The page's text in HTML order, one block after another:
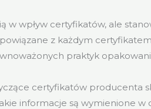
w wpływ certyfikatów, ale
z każdym
praktyk
certyfikatów producenta
informacje są wymienione